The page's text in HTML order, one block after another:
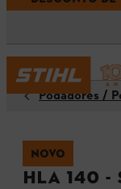
Podadores /
NOVO
HLA 140 -